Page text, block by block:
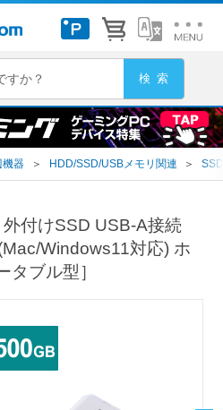
機器 ＞ HDD/SSD/USBメモリ関連 ＞ SSD
付けSSD USB-A接続
Windows11対応) ホ
タブル型］